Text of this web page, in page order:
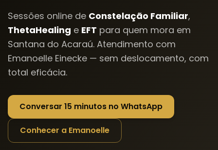
Sessões online de Constelação Familiar,
ThetaHealing e EFT para quem mora em
Santana do Acaraú. Atendimento com
Emanoelle Einecke — sem deslocamento, com
total eficácia.
Conversar 15 minutos no WhatsApp
Conhecer a Emanoelle